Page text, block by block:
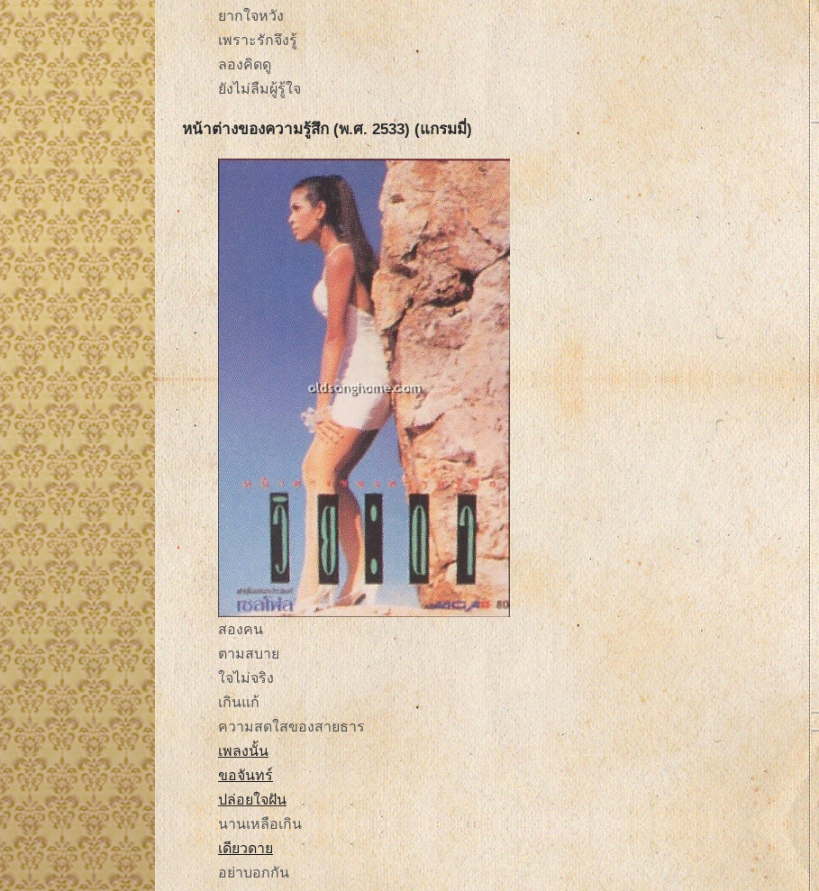
ยากใจหวัง
เพราะรักจึงรู้
ลองคิดดู
ยังไม่ลืมผู้รู้ใจ
หน้าต่างของความรู้สึก (พ.ศ. 2533) (แกรมมี่)
สองคน
ตามสบาย
ใจไม่จริง
เกินแก้
ความสดใสของสายธาร
เพลงนั้น
ขอจันทร์
ปล่อยใจฝัน
นานเหลือเกิน
เดียวดาย
อย่าบอกกัน